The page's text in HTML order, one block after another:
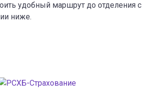
удобный маршрут до отделения с
ниже.